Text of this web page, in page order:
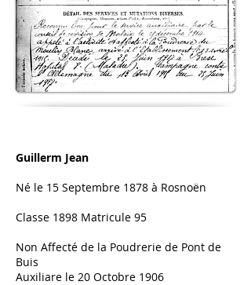
Guillerm Jean
Né le 15 Septembre 1878 à Rosnoën
Classe 1898 Matricule 95
Non Affecté de la Poudrerie de Pont de
Buis
Auxiliare le 20 Octobre 1906